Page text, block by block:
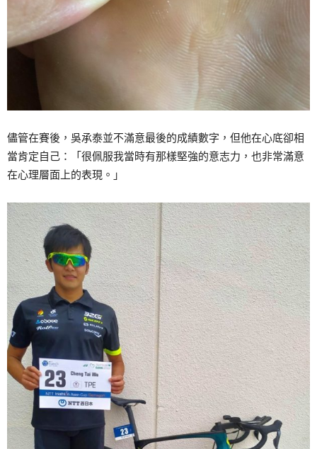
儘管在賽後，吳承泰並不滿意最後的成績數字，但他在心底卻相
當肯定自己：「很佩服我當時有那樣堅強的意志力，也非常滿意
在心理層面上的表現。」